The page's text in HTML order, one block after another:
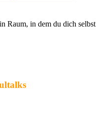
Raum, in dem du dich selbst